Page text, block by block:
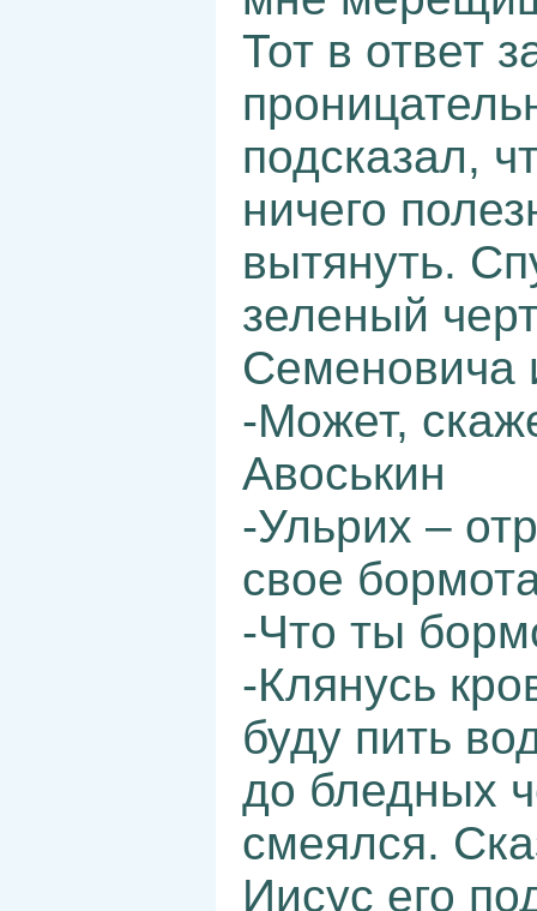
Тот в ответ
подсказал,
ничего
вытянуть.
зеленый
Семеновича
-Может,
Авоськин
-Ульрих –
свое
-Что ты
-Клянусь
буду пить
до бледных
смеялся.
Иисус его